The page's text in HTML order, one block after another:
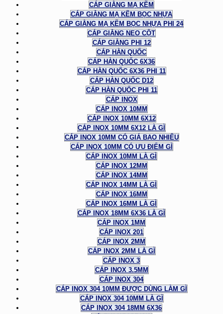
CÁP GIẰNG MẠ KẼM
CÁP GIẰNG MẠ KẼM BỌC NHỰA
CÁP GIẰNG MẠ KẼM BỌC NHỰA PHI 24
CÁP GIẰNG NEO CỘT
CÁP GIẰNG PHI 12
CÁP HÀN QUỐC
CÁP HÀN QUỐC 6X36
CÁP HÀN QUỐC 6X36 PHI 11
CÁP HÀN QUỐC D12
CÁP HÀN QUỐC PHI 11
CÁP INOX
CÁP INOX 10MM
CÁP INOX 10MM 6X12
CÁP INOX 10MM 6X12 LÀ GÌ
CÁP INOX 10MM CÓ GIÁ BAO NHIÊU
CÁP INOX 10MM CÓ ƯU ĐIỂM GÌ
CÁP INOX 10MM LÀ GÌ
CÁP INOX 12MM
CÁP INOX 14MM
CÁP INOX 14MM LÀ GÌ
CÁP INOX 16MM
CÁP INOX 16MM LÀ GÌ
CÁP INOX 18MM 6X36 LÀ GÌ
CÁP INOX 1MM
CÁP INOX 201
CÁP INOX 2MM
CÁP INOX 2MM LÀ GÌ
CÁP INOX 3
CÁP INOX 3.5MM
CÁP INOX 304
CÁP INOX 304 10MM ĐƯỢC DÙNG LÀM GÌ
CÁP INOX 304 10MM LÀ GÌ
CÁP INOX 304 18MM 6X36